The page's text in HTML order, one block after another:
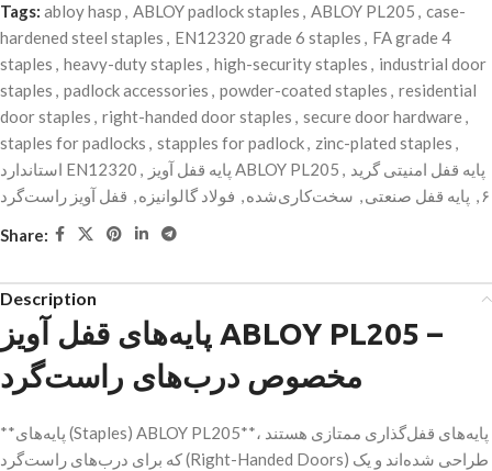
Tags: abloy hasp , ABLOY padlock staples , ABLOY PL205 , case-
hardened steel staples , EN12320 grade 6 staples , FA grade 4
staples , heavy-duty staples , high-security staples , industrial door
staples , padlock accessories , powder-coated staples , residential
door staples , right-handed door staples , secure door hardware,
staples for padlocks , stapples for padlock, zinc-plated staples ,
استاندارد EN12320 , پایه قفل آویز ABLOY PL205 , پایه قفل امنیتی گرید
۶ , پایه قفل صنعتی, سخت‌کاری‌شده, فولاد گالوانیزه, قفل آویز راست‌گرد
Share:
Description
پایه‌های قفل آویز ABLOY PL205 –
مخصوص درب‌های راست‌گرد
**پایه‌های (Staples) ABLOY PL205**، پایه‌های قفل‌گذاری ممتازی هستند
که برای درب‌های راست‌گرد (Right-Handed Doors) طراحی شده‌اند و یک